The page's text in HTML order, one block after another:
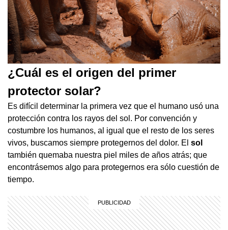
¿Cuál es el origen del primer
protector solar?
Es difícil determinar la primera vez que el humano usó una
protección contra los rayos del sol. Por convención y
costumbre los humanos, al igual que el resto de los seres
vivos, buscamos siempre protegernos del dolor. El sol
también quemaba nuestra piel miles de años atrás; que
encontrásemos algo para protegernos era sólo cuestión de
tiempo.